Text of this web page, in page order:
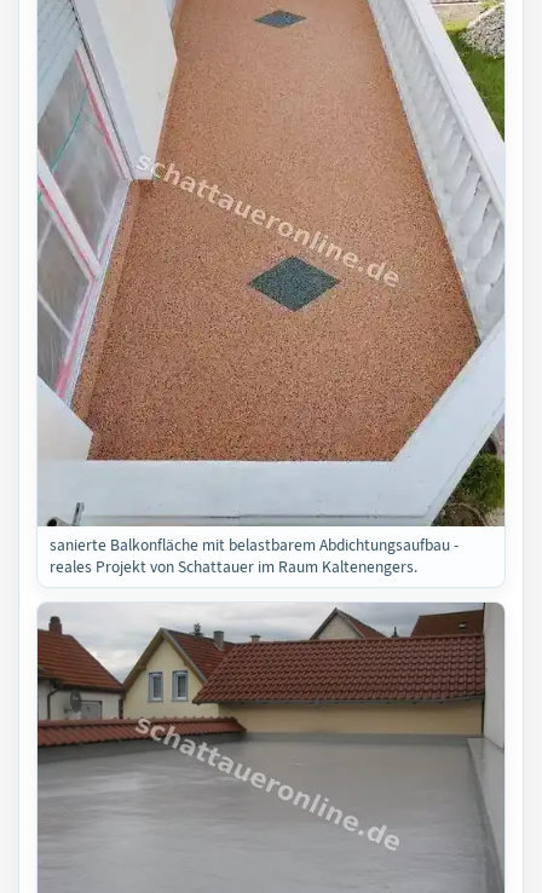
sanierte Balkonfläche mit belastbarem Abdichtungsaufbau -
reales Projekt von Schattauer im Raum Kaltenengers.